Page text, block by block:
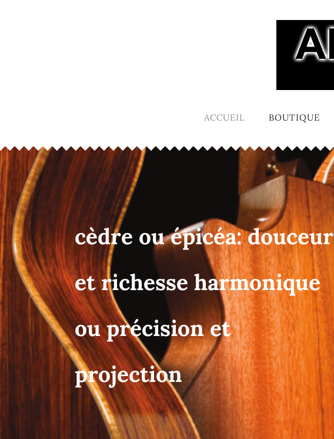
ACCUEIL BOUTIQUE
cèdre ou épicéa: douceur
et richesse harmonique
ou précision et
projection